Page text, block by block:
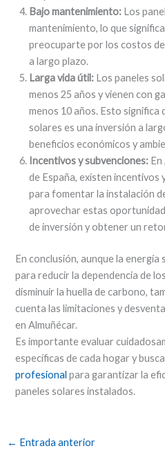
Bajo mantenimiento: Los
mantenimiento, lo que
preocuparte por los costos
a largo plazo.
Larga vida útil: Los paneles
menos 25 años y vienen con
menos 10 años. Esto significa
solares es una inversión a
beneficios económicos y
Incentivos y subvenciones:
de España, existen incentivos
para fomentar la instalación
aprovechar estas
de inversión y obtener un
En conclusión, aunque la
para reducir la dependencia de
disminuir la huella de carbono,
cuenta las limitaciones y
en Almuñécar.
Es importante evaluar
específicas de cada hogar y
profesional para garantizar la
paneles solares instalados.
← Entrada anterior